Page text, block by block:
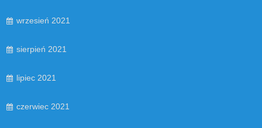
wrzesień 2021
sierpień 2021
lipiec 2021
czerwiec 2021